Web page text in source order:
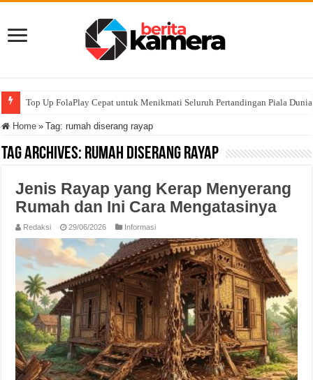
Top Up FolaPlay Cepat untuk Menikmati Seluruh Pertandingan Piala
Home » Tag:rumah diserang rayap
Tag Archives: rumah diserang rayap
Jenis Rayap yang Kerap Menyerang
Rumah dan Ini Cara Mengatasinya
Redaksi 29/06/2026 Informasi